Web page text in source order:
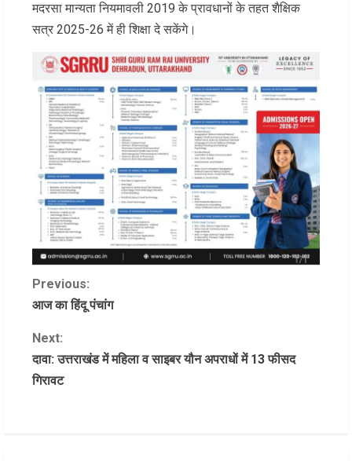
मदरसा मान्यता नियमावली 2019 के प्रावधानों के तहत शैक्षिक
सत्र 2025-26 में ही शिक्षा दे सकेंगे।
C
n
t
Previous:
आज का हिंदू पंचांग
Next:
दावा: उत्तराखंड में महिला व साइबर यौन अपराधों में 13 फीसद
गिरावट